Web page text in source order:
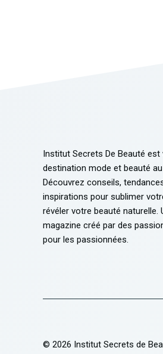
Institut Secrets De Beauté est
destination mode et beauté
Découvrez conseils,
inspirations pour sublimer
révéler votre beauté naturelle.
magazine créé par des
pour les passionnées.
© 2026 Institut Secrets de